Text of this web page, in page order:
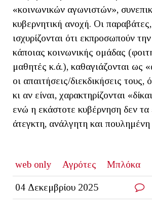
«κοινωνικών αγωνιστών»,
κυβερνητική ανοχή. Οι
ισχυρίζονται ότι εκπροσωπούν
κάποιας κοινωνικής ομάδας
μαθητές κ.ά.), καθαγιάζονται ως
οι απαιτήσεις/διεκδικήσεις
κι αν είναι, χαρακτηρίζονται
ενώ η εκάστοτε κυβέρνηση δεν
άτεγκτη, ανάλγητη και πουλημένη
web only
Αγρότες Μπλόκα
04 Δεκεμβρίου 2025